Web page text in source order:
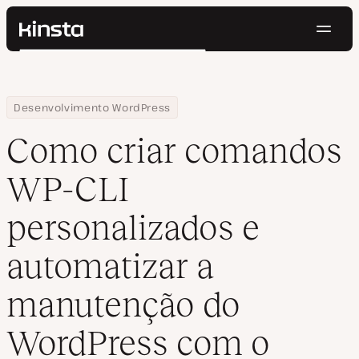
Kinsta®
Preços
Contato
Pesquisar
Home
Centro de Recursos
Blog
Desenvolvimento WordPress
Como criar comandos WP-CLI personalizados e automatizar a
Como criar comandos
WP-CLI
personalizados e
automatizar a
manutenção do
WordPress com o